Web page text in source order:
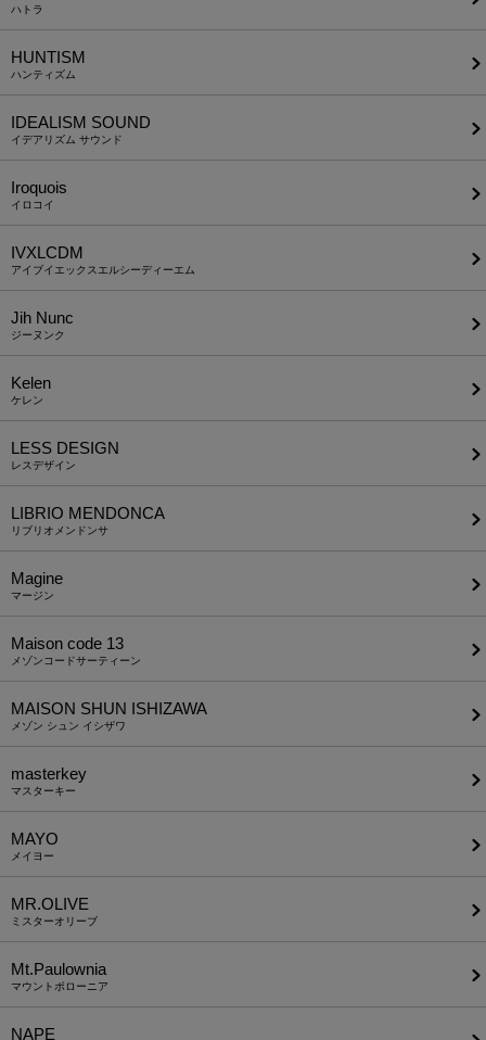
ハトラ
HUNTISM
ハンティズム
IDEALISM SOUND
イデアリズム サウンド
Iroquois
イロコイ
IVXLCDM
アイブイエックスエルシーディーエム
Jih Nunc
ジーヌンク
Kelen
ケレン
LESS DESIGN
レスデザイン
LIBRIO MENDONCA
リブリオメンドンサ
Magine
マージン
Maison code 13
メゾンコードサーティーン
MAISON SHUN ISHIZAWA
メゾン シュン イシザワ
masterkey
マスターキー
MAYO
メイヨー
MR.OLIVE
ミスターオリーブ
Mt.Paulownia
マウントポローニア
NAPE_